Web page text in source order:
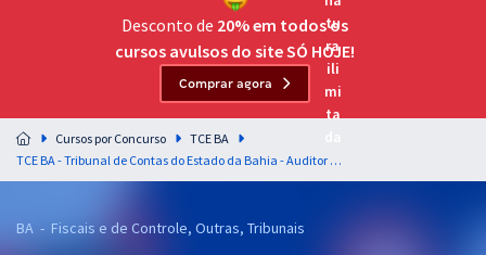
Acesso ilimitado a toda preparação para o Exame da
Residências Multiprofissionais
Preparação completa e intensiva para as principais
residências em saúde do Brasil
Desconto de 20% em todos os
cursos avulsos do site SÓ HOJE!
Comprar agora
Cursos por Concurso
TCE BA
TCE BA - Tribunal de Contas do Estado da Bahia - Auditor de Controle Externo - Administração
BA - Fiscais e de Controle, Outras, Tribunais